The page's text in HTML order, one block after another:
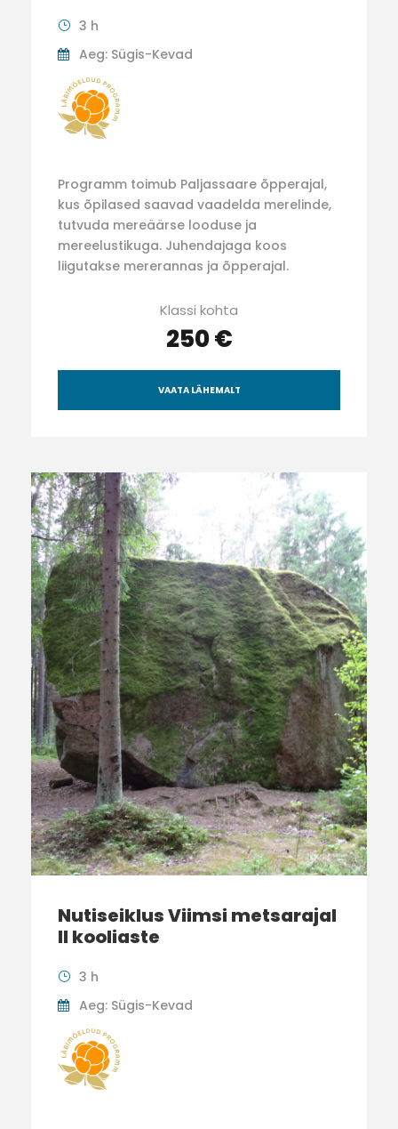
3 h
Aeg: Sügis-Kevad
Programm toimub Paljassaare õpperajal,
kus õpilased saavad vaadelda merelinde,
tutvuda mereäärse looduse ja
mereelustikuga. Juhendajaga koos
liigutakse mererannas ja õpperajal.
Klassi kohta
250 €
VAATA LÄHEMALT
Nutiseiklus Viimsi metsarajal
II kooliaste
3 h
Aeg: Sügis-Kevad